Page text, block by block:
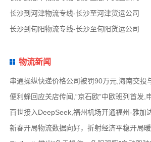
长沙到河津物流专线-长沙至河津货运公司
长沙到旬阳物流专线-长沙至旬阳货运公司
物流新闻